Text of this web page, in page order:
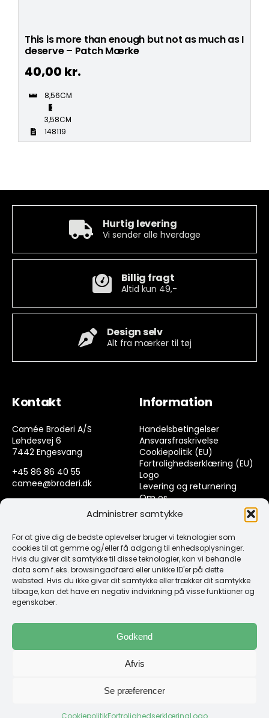
Administrer samtykke
For at give dig de bedste oplevelser bruger vi teknologier som
cookies til at gemme og/eller få adgang til enhedsoplysninger.
Hvis du giver dit samtykke til disse teknologier, kan vi behandle
data som f.eks. browsingadfærd eller unikke ID'er på dette
websted. Hvis du ikke giver dit samtykke eller trækker dit samtykke
tilbage, kan det have en negativ indvirkning på visse funktioner og
egenskaber.
Godkend
Afvis
Se præferencer
CookiepolitikFortrolighedserklæringLogo
This is more than enough but not as much as I
deserve – Patch Mærke
40,00 kr.
8,56CM
3,58CM
148119
Hurtig levering
Vi sender alle hverdage
Billig fragt
Altid kun 49,-
Design selv
Alt fra mærker til tøj
Kontakt
Camée Broderi A/S
Løhdesvej 6
7442 Engesvang
+45 86 86 40 55
camee@broderi.dk
Information
Handelsbetingelser
Ansvarsfraskrivelse
Cookiepolitik (EU)
Fortrolighedserklæring (EU)
Logo
Levering og returnering
Om os
Kontakt
Links
Spørgsmål & Svar
Tråd
Design selv guide
Konto
Log ind